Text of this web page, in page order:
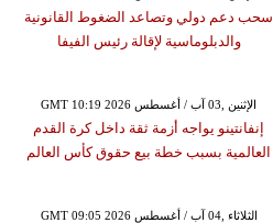
سحب دعم دولي وتصاعد الضغوط القانونية
والدبلوماسية لإقالة رئيس الفيفا
GMT 10:19 2026 الإثنين ,03 آب / أغسطس
إنفانتينو يواجه أزمة ثقة داخل كرة القدم
العالمية بسبب خطة بيع حقوق كأس العالم
GMT 09:05 2026 الثلاثاء ,04 آب / أغسطس